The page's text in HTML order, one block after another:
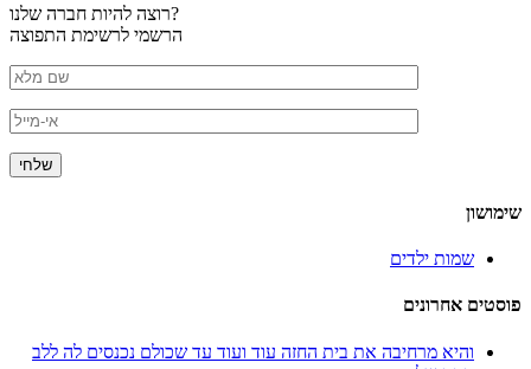
רוצה להיות חברה שלנו?
הרשמי לרשימת התפוצה
שימושון
שמות ילדים
פוסטים אחרונים
והיא מרחיבה את בית החזה עוד ועוד עד שכולם נכנסים לה ללב